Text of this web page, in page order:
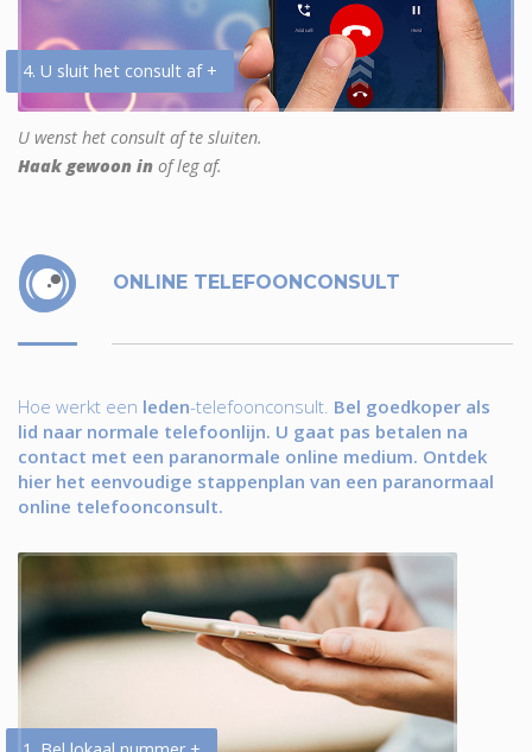
4. U sluit het consult af +
U wenst het consult af te sluiten.
Haak gewoon in of leg af.
ONLINE TELEFOONCONSULT
Hoe werkt een leden-telefoonconsult. Bel goedkoper als
lid naar normale telefoonlijn. U gaat pas betalen na
contact met een paranormale online medium. Ontdek
hier het eenvoudige stappenplan van een paranormaal
online telefoonconsult.